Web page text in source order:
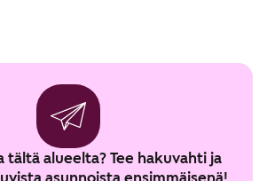
tältä alueelta? Tee hakuvahti ja
asunnoista ensimmäisenä!